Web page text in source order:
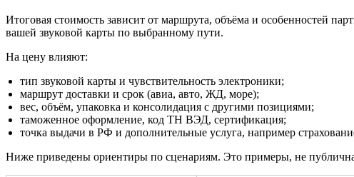
Итоговая стоимость зависит от маршрута, объёма и особенностей
вашей звуковой карты по выбранному пути.
На цену влияют:
тип звуковой карты и чувствительность электроники;
маршрут доставки и срок (авиа, авто, ЖД, море);
вес, объём, упаковка и консолидация с другими позициями;
таможенное оформление, код ТН ВЭД, сертификация;
точка выдачи в РФ и дополнительные услуга, например
Ниже приведены ориентиры по сценариям. Это примеры, не